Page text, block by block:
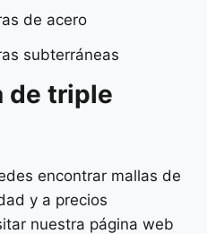
de acero
subterráneas
de triple
encontrar mallas de
y a precios
nuestra página web